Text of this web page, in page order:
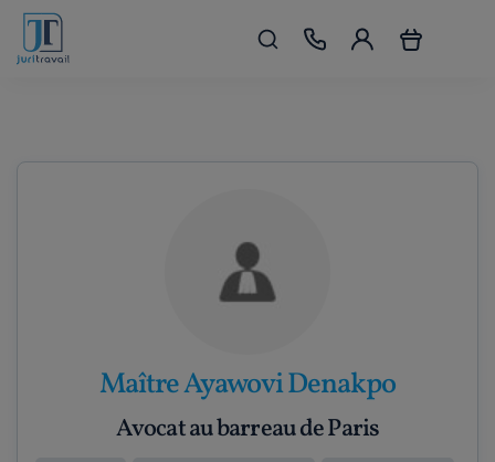
Maître Ayawovi Denakpo
Avocat au barreau de Paris